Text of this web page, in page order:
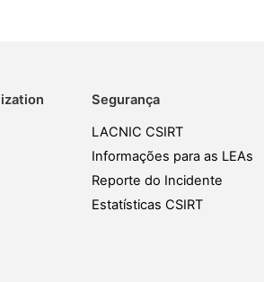
Segurança
LACNIC CSIRT
Informações para as LEAs
Reporte do Incidente
Estatísticas CSIRT